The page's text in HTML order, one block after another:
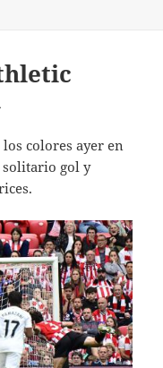
colores ayer en
solitario gol y